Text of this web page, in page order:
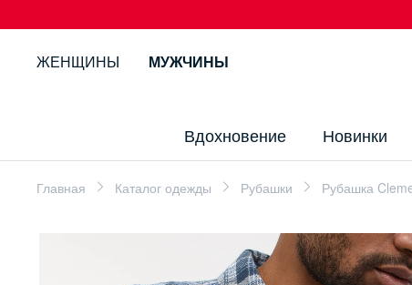
ЖЕНЩИНЫ МУЖЧИНЫ
Вдохновение Новинки
Главная Каталог одежды Рубашки Рубашка